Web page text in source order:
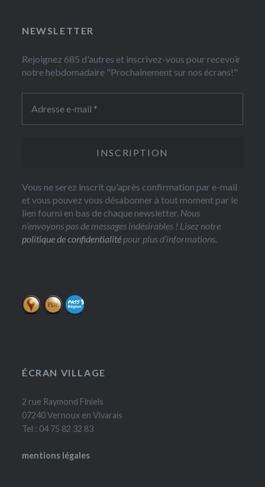
NEWSLETTER
Rejoignez 685 d'autres et inscrivez-vous pour recevoir
notre hebdomadaire "Prochainement sur nos écrans!"
Vous ne serez inscrit qu'après confirmation par e-mail
et vous pouvez vous désabonner à tout moment par le
lien fourni en bas de chaque newsletter. Nous
n’envoyons pas de messages indésirables ! Lisez notre
politique de confidentialité pour plus d’informations.
ÉCRAN VILLAGE
2 rue Raymond Finiels
07240 Vernoux en Vivarais
Tel : 04 75 82 32 83
mentions légales